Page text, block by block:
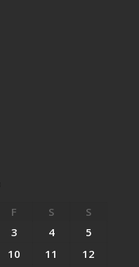
F S
S
3 4
5
10 11
12